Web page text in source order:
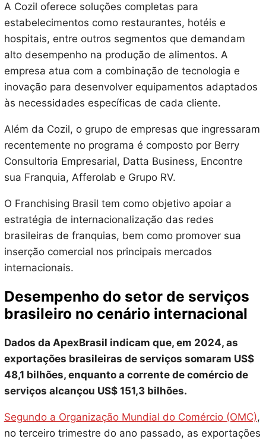
A Cozil oferece soluções completas para
estabelecimentos como restaurantes, hotéis e
hospitais, entre outros segmentos que demandam
alto desempenho na produção de alimentos. A
empresa atua com a combinação de tecnologia e
inovação para desenvolver equipamentos adaptados
às necessidades específicas de cada cliente.
Além da Cozil, o grupo de empresas que ingressaram
recentemente no programa é composto por Berry
Consultoria Empresarial, Datta Business, Encontre
sua Franquia, Afferolab e Grupo RV.
O Franchising Brasil tem como objetivo apoiar a
estratégia de internacionalização das redes
brasileiras de franquias, bem como promover sua
inserção comercial nos principais mercados
internacionais.
Desempenho do setor de serviços
brasileiro no cenário internacional
Dados da ApexBrasil indicam que, em 2024, as
exportações brasileiras de serviços somaram US$
48,1 bilhões, enquanto a corrente de comércio de
serviços alcançou US$ 151,3 bilhões.
Segundo a Organização Mundial do Comércio (OMC),
no terceiro trimestre do ano passado, as exportações